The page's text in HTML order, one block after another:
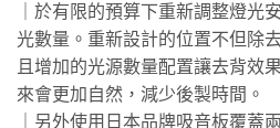
｜於有限的預算下重新調整燈光
光數量。重新設計的位置不但除
且增加的光源數量配置讓去背效
來會更加自然，減少後製時間。
｜另外使用日本品牌吸音板覆蓋